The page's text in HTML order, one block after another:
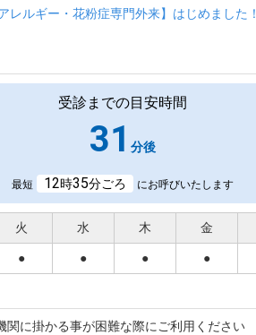
アレルギー・花粉症専門外来】はじめました！
受診までの目安時間
31 分後
最短 12時35分ごろ にお呼びいたします
火 水 木 金
● ● ● ●
関に掛かる事が困難な際にご利用ください